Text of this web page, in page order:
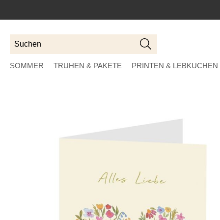
Suchen
SOMMER TRUHEN & PAKETE PRINTEN & LEBKUCHEN